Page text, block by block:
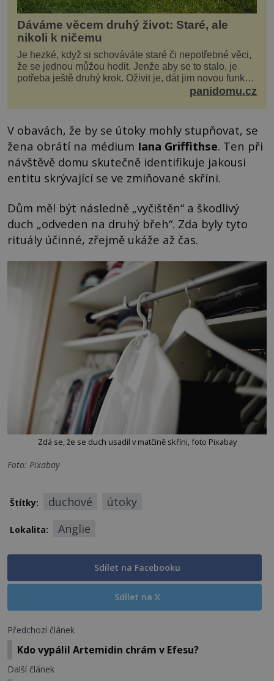
Dáváme věcem druhý život: Staré, ale
nikoli k ničemu
Je hezké, když si schováváte staré či nepotřebné věci,
že se jednou můžou hodit. Jenže aby se to stalo, je
potřeba ještě druhý krok. Oživit je, dát jim novou funkci
panidomu.cz
V obavách, že by se útoky mohly stupňovat, se
žena obrátí na médium Iana Griffithse. Ten při
návštěvě domu skutečně identifikuje jakousi
entitu skrývající se ve zmiňované skříni.
Dům měl být následně „vyčištěn“ a škodlivý
duch „odveden na druhý břeh“. Zda byly tyto
rituály účinné, zřejmě ukáže až čas.
Zdá se, že se duch usadil v matčině skříni, foto Pixabay
Foto: Pixabay
Štítky: duchové útoky
Lokalita: Anglie
Sdílet na Facebooku
Sdílet na X
Předchozí článek
Kdo vypálil Artemidin chrám v Efesu?
Další článek